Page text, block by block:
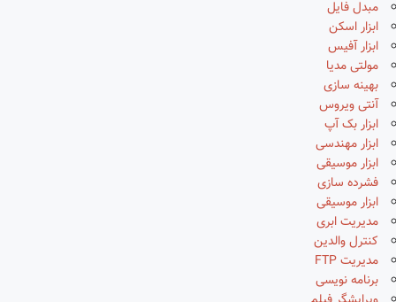
مبدل فایل
ابزار اسکن
ابزار آفیس
مولتی مدیا
بهینه سازی
آنتی ویروس
ابزار بک آپ
ابزار مهندسی
ابزار موسیقی
فشرده سازی
ابزار موسیقی
مدیریت ابری
کنترل والدین
مدیریت FTP
برنامه نویسی